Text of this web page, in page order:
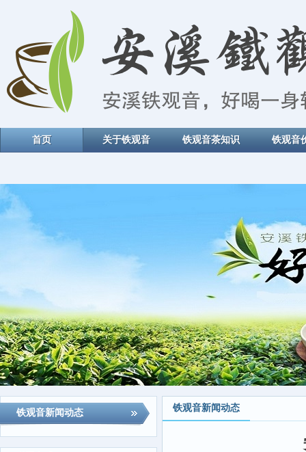
首页 关于铁观音 铁观音茶知识 铁观音
铁观音新闻动态 铁观音新闻动态